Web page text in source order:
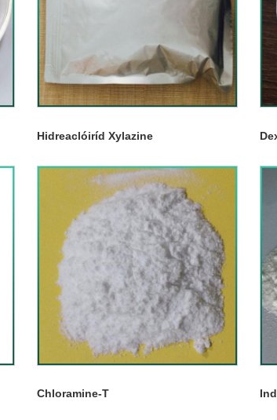
Hidreaclóiríd Xylazine
Chloramine-T